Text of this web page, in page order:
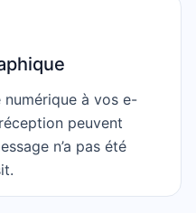
numérique à vos e-
peuvent
n’a pas été